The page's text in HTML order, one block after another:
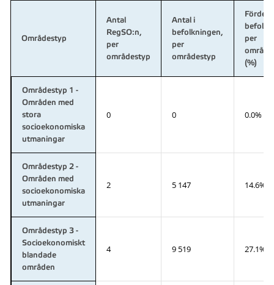
Områdestyp
Antal
RegSO:n,
per
områdestyp
Antal i
befolkningen,
per
områdestyp
per
(%)
Områdestyp 1 -
Områden med
stora
socioekonomiska
utmaningar
0 0 0.0%
Områdestyp 2 -
Områden med
socioekonomiska
utmaningar
2 5 147 14.6%
Områdestyp 3 -
Socioekonomiskt
blandade
områden
4 9 519 27.1%